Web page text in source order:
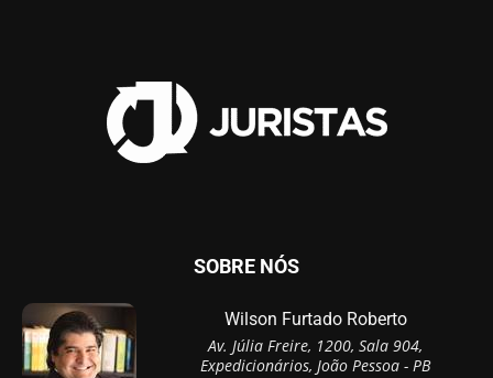
SOBRE NÓS
Wilson Furtado Roberto
Av. Júlia Freire, 1200, Sala 904,
Expedicionários, João Pessoa - PB